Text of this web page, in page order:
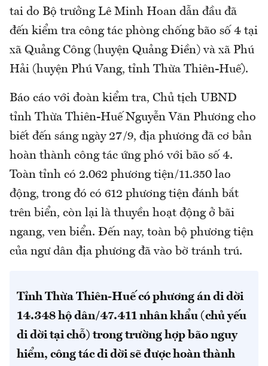
tai do Bộ trưởng Lê Minh Hoan dẫn đầu đã
đến kiểm tra công tác phòng chống bão số 4 tại
xã Quảng Công (huyện Quảng Điền) và xã Phú
Hải (huyện Phú Vang, tỉnh Thừa Thiên-Huế).
Báo cáo với đoàn kiểm tra, Chủ tịch UBND
tỉnh Thừa Thiên-Huế Nguyễn Văn Phương cho
biết đến sáng ngày 27/9, địa phương đã cơ bản
hoàn thành công tác ứng phó với bão số 4.
Toàn tỉnh có 2.062 phương tiện/11.350 lao
động, trong đó có 612 phương tiện đánh bắt
trên biển, còn lại là thuyền hoạt động ở bãi
ngang, ven biển. Đến nay, toàn bộ phương tiện
của ngư dân địa phương đã vào bờ tránh trú.
Tỉnh Thừa Thiên-Huế có phương án di dời
14.348 hộ dân/47.411 nhân khẩu (chủ yếu
di dời tại chỗ) trong trường hợp bão nguy
hiểm, công tác di dời sẽ được hoàn thành